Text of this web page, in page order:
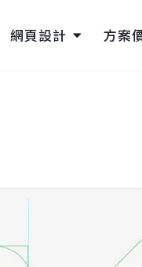
網頁設計 Open 網頁設
方案